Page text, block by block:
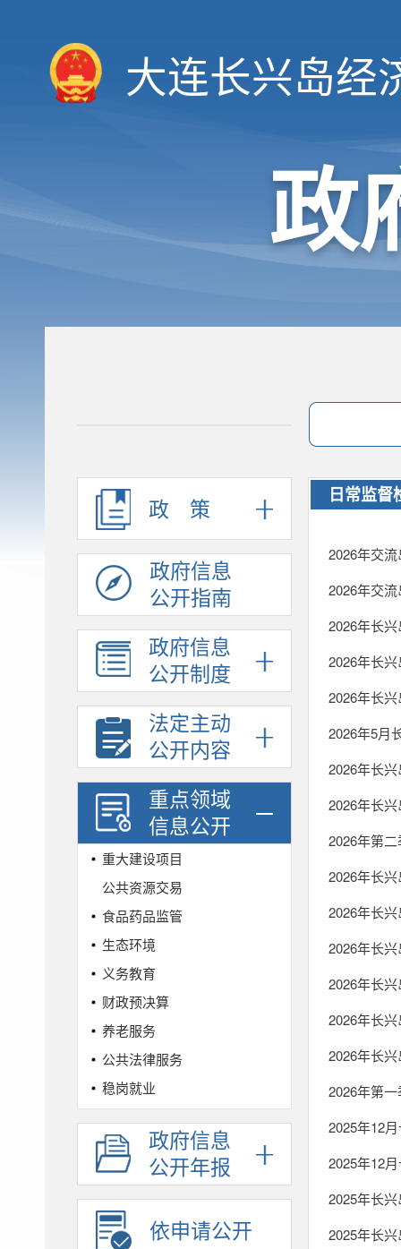
大连长兴岛经
政
政策
政府信息
公开指南
政府信息
公开制度
法定主动
公开内容
重点领域
信息公开
重大建设项目
公共资源交易
食品药品监管
生态环境
义务教育
财政预决算
养老服务
公共法律服务
稳岗就业
城乡规划
农村集体土地征收
社会救助
保障性住房
政府信息
公开年报
依申请公开
日常监督
2026年交
2026年交
2026年长
2026年长
2026年长
2026年5月
2026年长
2026年长
2026年第
2026年长
2026年长
2026年长
2026年长
2026年长
2026年长
2026年第
2025年12
2025年12
2025年长
2025年长